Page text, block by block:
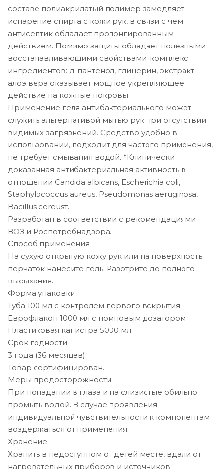
составе полиакрилатый полимер замедляет
испарение спирта с кожи рук, в связи с чем
антисептик обладает пролонгированным
действием. Помимо защиты обладает полезными
восстанавливающими свойствами: комплекс
ингредиентов: д-пантенол, глицерин, экстракт
алоэ вера оказывает мощное укрепляющее
действие на кожные покровы.
Применение геля антибактериального может
служить альтернативой мытью рук при отсутствии
видимых загрязнений. Средство удобно в
использовании, подходит для частого применения,
не требует смывания водой. *Клинически
доказанная антибактериальная активность в
отношении Candida albicans, Escherichia coli,
Staphylococcus aureus, Pseudomonas aeruginosа,
Bacillus cereusт.
Разработан в соответствии с рекомендациями
ВОЗ и Роспотребнадзора.
Способ применения
На сухую открытую кожу рук или на поверхность
перчаток нанесите гель. Разотрите до полного
высыхания.
Форма упаковки
Туба 100 мл с контролем первого вскрытия
Еврофлакон 1000 мл с помповым дозатором
Пластиковая канистра 5000 мл.
Срок годности
3 года (36 месяцев).
Товар сертифицирован.
Меры предосторожности
При попадании в глаза и на слизистые обильно
промыть водой. В случае проявления
индивидуальной чувствительности к компонентам
воздержаться от применения.
Хранение
Хранить в недоступном от детей месте, вдали от
нагревательных приборов и источников